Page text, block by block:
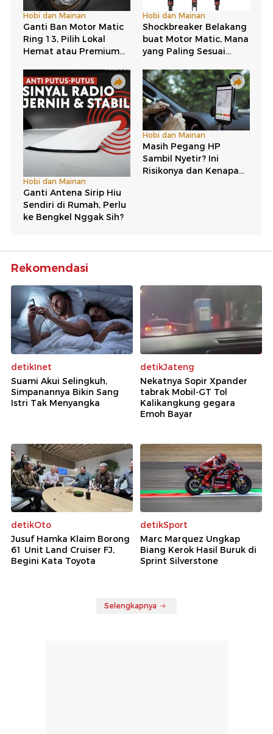
Rekomendasi
detikInet
Suami Akui Selingkuh,
Simpanannya Bikin Sang
Istri Tak Menyangka
detikJateng
Nekatnya Sopir Xpander
tabrak Mobil-GT Tol
Kalikangkung gegara
Emoh Bayar
detikOto
Jusuf Hamka Klaim Borong
61 Unit Land Cruiser FJ,
Begini Kata Toyota
detikSport
Marc Marquez Ungkap
Biang Kerok Hasil Buruk di
Sprint Silverstone
Selengkapnya